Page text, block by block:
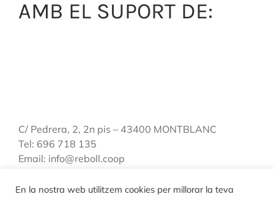
AMB EL SUPORT DE:
C/ Pedrera, 2, 2n pis – 43400 MONTBLANC
Tel: 696 718 135
Email: info@reboll.coop
En la nostra web utilitzem cookies per millorar la teva